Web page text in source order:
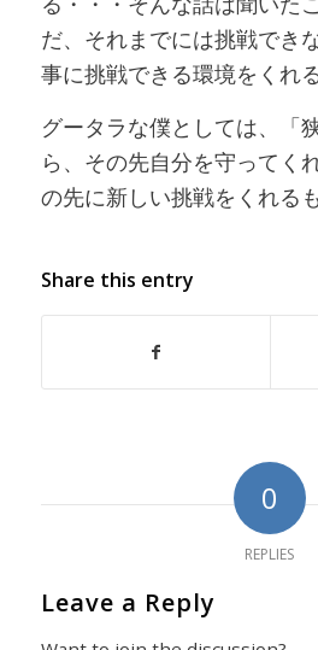
だ、それまでには挑戦でき
事に挑戦できる環境をくれる
グータラな僕としては、「
ら、その先自分を守ってく
の先に新しい挑戦をくれる
Share this entry
0
REPLIES
Leave a Reply